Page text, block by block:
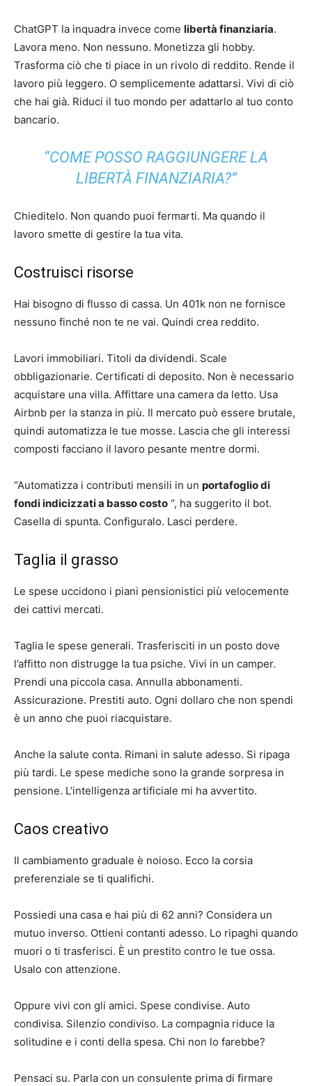
ChatGPT la inquadra invece come libertà finanziaria.
Lavora meno. Non nessuno. Monetizza gli hobby.
Trasforma ciò che ti piace in un rivolo di reddito. Rende il
lavoro più leggero. O semplicemente adattarsi. Vivi di ciò
che hai già. Riduci il tuo mondo per adattarlo al tuo conto
bancario.
“COME POSSO RAGGIUNGERE LA
LIBERTÀ FINANZIARIA?”
Chieditelo. Non quando puoi fermarti. Ma quando il
lavoro smette di gestire la tua vita.
Costruisci risorse
Hai bisogno di flusso di cassa. Un 401k non ne fornisce
nessuno finché non te ne vai. Quindi crea reddito.
Lavori immobiliari. Titoli da dividendi. Scale
obbligazionarie. Certificati di deposito. Non è necessario
acquistare una villa. Affittare una camera da letto. Usa
Airbnb per la stanza in più. Il mercato può essere brutale,
quindi automatizza le tue mosse. Lascia che gli interessi
composti facciano il lavoro pesante mentre dormi.
“Automatizza i contributi mensili in un portafoglio di
fondi indicizzati a basso costo “, ha suggerito il bot.
Casella di spunta. Configuralo. Lasci perdere.
Taglia il grasso
Le spese uccidono i piani pensionistici più velocemente
dei cattivi mercati.
Taglia le spese generali. Trasferisciti in un posto dove
l’affitto non distrugge la tua psiche. Vivi in ​​un camper.
Prendi una piccola casa. Annulla abbonamenti.
Assicurazione. Prestiti auto. Ogni dollaro che non spendi
è un anno che puoi riacquistare.
Anche la salute conta. Rimani in salute adesso. Si ripaga
più tardi. Le spese mediche sono la grande sorpresa in
pensione. L’intelligenza artificiale mi ha avvertito.
Caos creativo
Il cambiamento graduale è noioso. Ecco la corsia
preferenziale se ti qualifichi.
Possiedi una casa e hai più di 62 anni? Considera un
mutuo inverso. Ottieni contanti adesso. Lo ripaghi quando
muori o ti trasferisci. È un prestito contro le tue ossa.
Usalo con attenzione.
Oppure vivi con gli amici. Spese condivise. Auto
condivisa. Silenzio condiviso. La compagnia riduce la
solitudine e i conti della spesa. Chi non lo farebbe?
Pensaci su. Parla con un consulente prima di firmare